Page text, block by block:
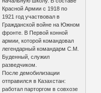
Красной Армии с 1918 по
1921 год участвовал в
Гражданской войне на Южном
фронте. В Первой конной
армии, которой командовал
легендарный командарм С.М.
Буденный, служил
разведчиком.
После демобилизации
отправился в Казахстан:
работал парторгом в совхозе